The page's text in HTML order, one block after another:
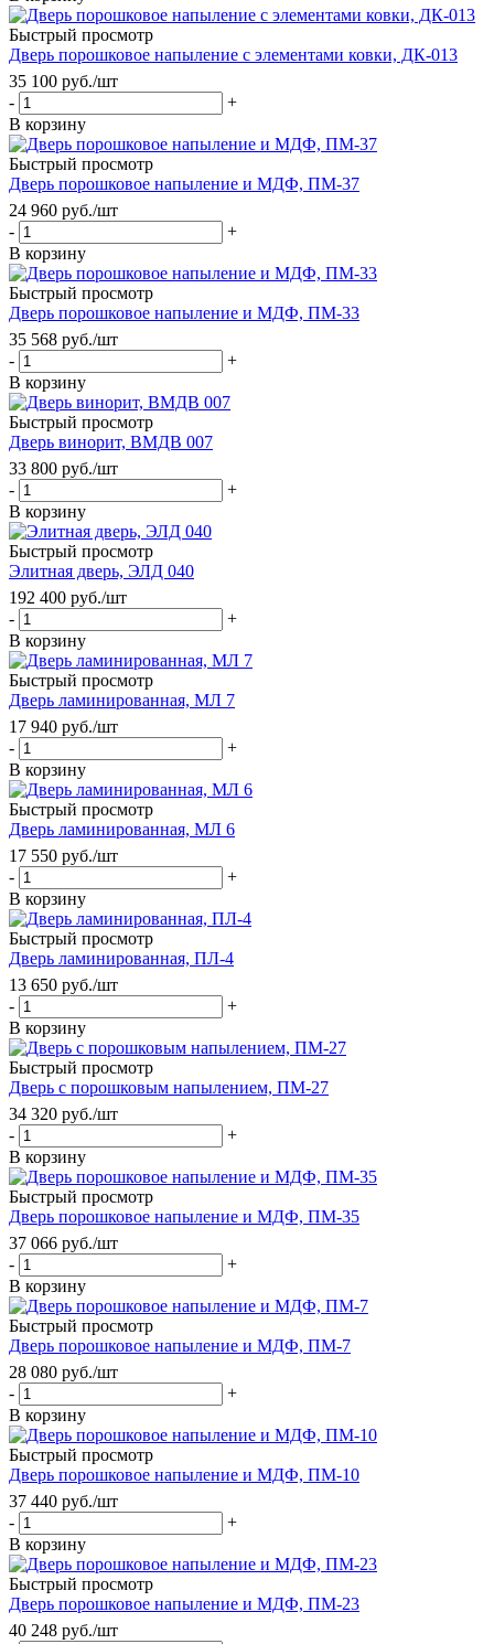
Быстрый просмотр
Дверь порошковое напыление с элементами ковки, ДК-013
35 100 руб./шт
-
+
В корзину
Быстрый просмотр
Дверь порошковое напыление и МДФ, ПМ-37
24 960 руб./шт
-
+
В корзину
Быстрый просмотр
Дверь порошковое напыление и МДФ, ПМ-33
35 568 руб./шт
-
+
В корзину
Быстрый просмотр
Дверь винорит, ВМДВ 007
33 800 руб./шт
-
+
В корзину
Быстрый просмотр
Элитная дверь, ЭЛД 040
192 400 руб./шт
-
+
В корзину
Быстрый просмотр
Дверь ламинированная, МЛ 7
17 940 руб./шт
-
+
В корзину
Быстрый просмотр
Дверь ламинированная, МЛ 6
17 550 руб./шт
-
+
В корзину
Быстрый просмотр
Дверь ламинированная, ПЛ-4
13 650 руб./шт
-
+
В корзину
Быстрый просмотр
Дверь с порошковым напылением, ПМ-27
34 320 руб./шт
-
+
В корзину
Быстрый просмотр
Дверь порошковое напыление и МДФ, ПМ-35
37 066 руб./шт
-
+
В корзину
Быстрый просмотр
Дверь порошковое напыление и МДФ, ПМ-7
28 080 руб./шт
-
+
В корзину
Быстрый просмотр
Дверь порошковое напыление и МДФ, ПМ-10
37 440 руб./шт
-
+
В корзину
Быстрый просмотр
Дверь порошковое напыление и МДФ, ПМ-23
40 248 руб./шт